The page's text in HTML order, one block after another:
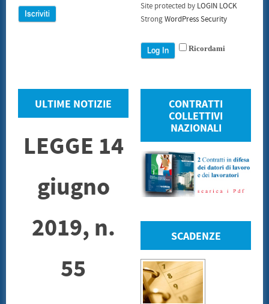
Site protected by LOGIN LOCK
StrongWordPress Security
Ricordami
ULTIME NOTIZIE
LEGGE 14
giugno
2019, n.
55
CONTRATTI
COLLETTIVI
NAZIONALI
SCADENZE